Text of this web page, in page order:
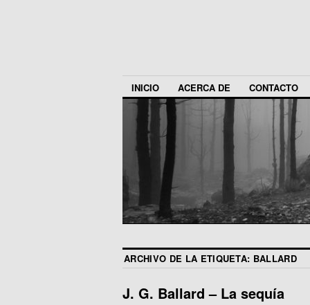
INICIO ACERCA DE CONTACTO
ARCHIVO DE LA ETIQUETA: BALLARD
J. G. Ballard – La sequía